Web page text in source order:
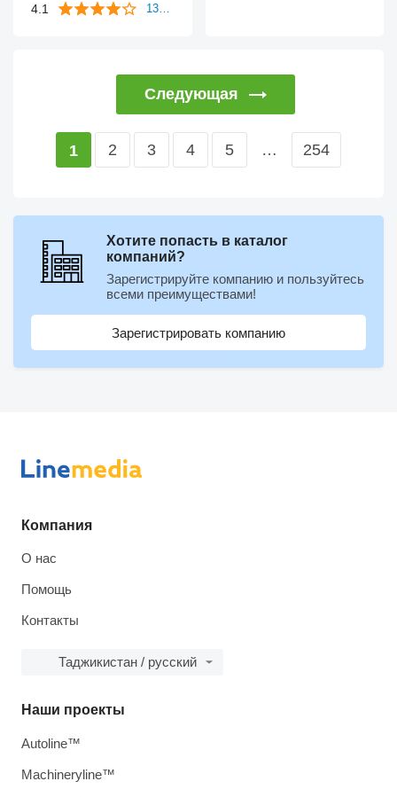
4.1 133 отзыва
Следующая
1 2 3 4 5 … 254
Хотите попасть в каталог
компаний?
Зарегистрируйте компанию и пользуйтесь
всеми преимуществами!
Зарегистрировать компанию
Компания
О нас
Помощь
Контакты
Таджикистан / русский
Наши проекты
Autoline™
Machineryline™